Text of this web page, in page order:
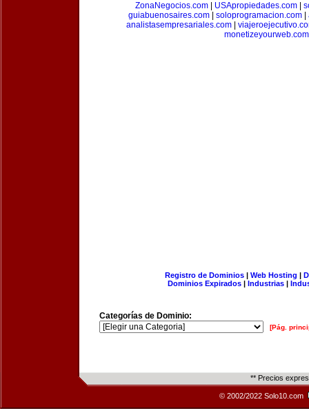
ZonaNegocios.com
USApropiedades.com
guiabuenosaires.com| soloprogramacion.com|
analistasempresariales.com
monetizeyourweb.com
Registro de Dominios| Web Hosting |
Dominios Expirados | Industrias |
Categorías de Dominio:
[Pág.
** Precios
© 2002/2022 Solo10.com